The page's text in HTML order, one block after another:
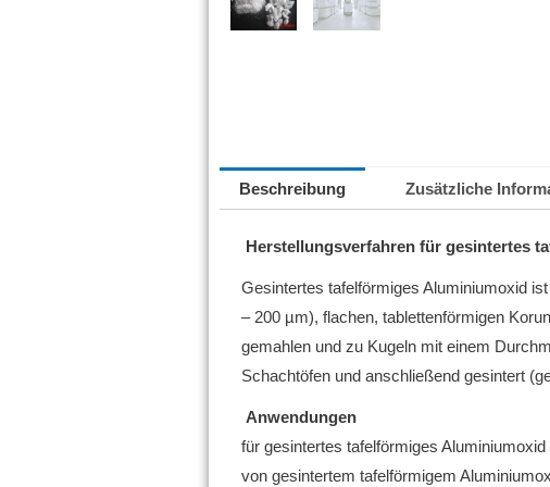
Beschreibung Zusätzliche
Herstellungsverfahren für gesintertes
Gesintertes tafelförmiges Aluminiumoxid
– 200 µm), flachen, tablettenförmigen
gemahlen und zu Kugeln mit einem
Schachtöfen und anschließend gesintert
Anwendungen
für gesintertes tafelförmiges
von gesintertem tafelförmigem